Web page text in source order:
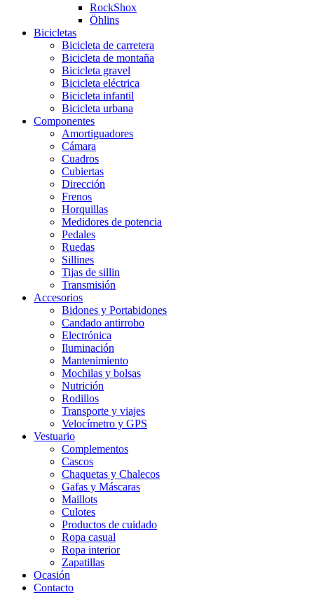
RockShox
Öhlins
Bicicletas
Bicicleta de carretera
Bicicleta de montaña
Bicicleta gravel
Bicicleta eléctrica
Bicicleta infantil
Bicicleta urbana
Componentes
Amortiguadores
Cámara
Cuadros
Cubiertas
Dirección
Frenos
Horquillas
Medidores de potencia
Pedales
Ruedas
Sillines
Tijas de sillin
Transmisión
Accesorios
Bidones y Portabidones
Candado antirrobo
Electrónica
Iluminación
Mantenimiento
Mochilas y bolsas
Nutrición
Rodillos
Transporte y viajes
Velocímetro y GPS
Vestuario
Complementos
Cascos
Chaquetas y Chalecos
Gafas y Máscaras
Maillots
Culotes
Productos de cuidado
Ropa casual
Ropa interior
Zapatillas
Ocasión
Contacto